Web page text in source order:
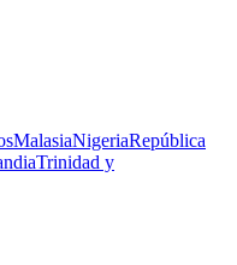
MalasiaNigeriaRepública
Trinidad y